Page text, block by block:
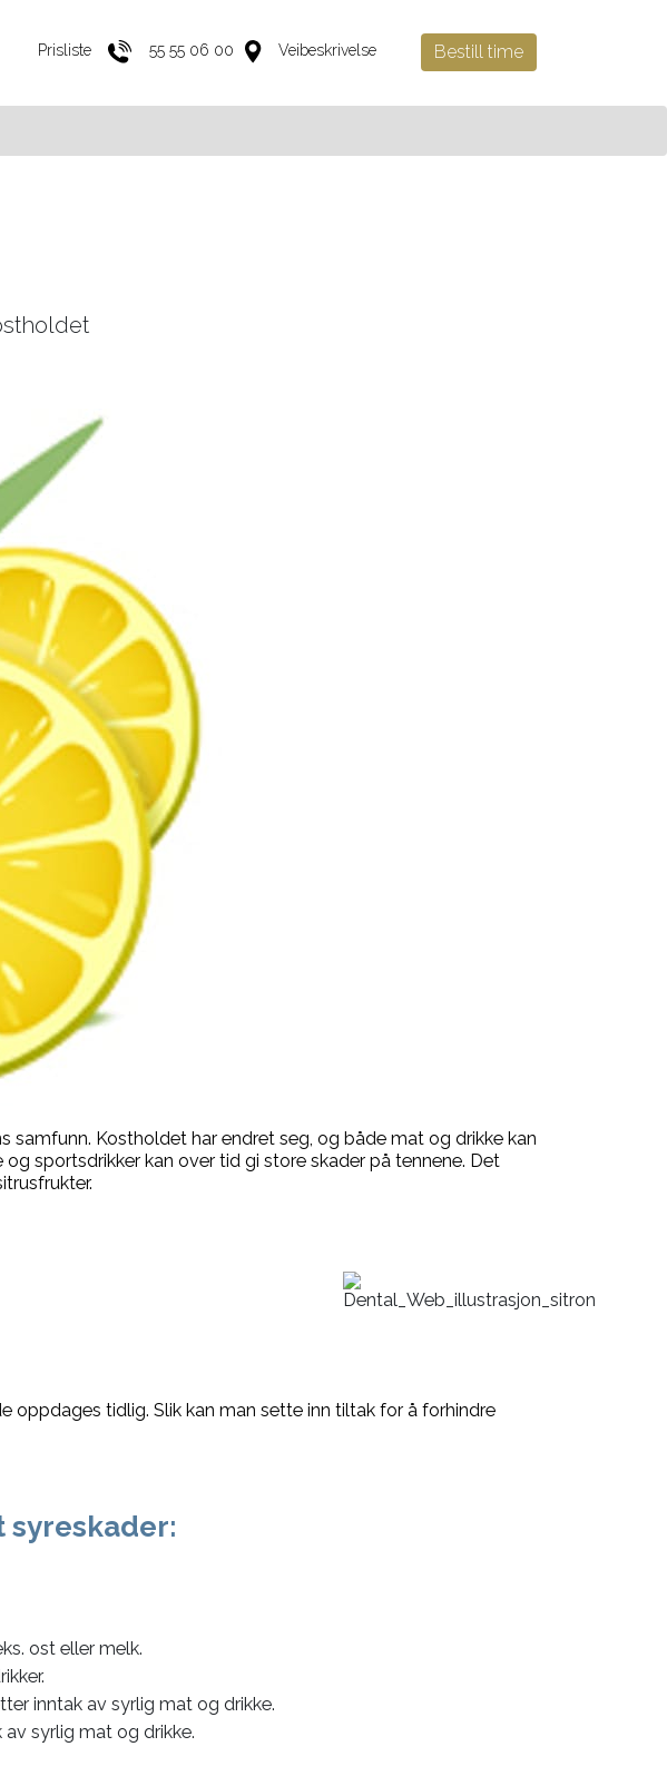
Prisliste 55 55 06 00 Veibeskrivelse Bestill time
samfunn. Kostholdet har endret seg, og både mat og drikke kan
sportsdrikker kan over tid gi store skader på tennene. Det
oppdages tidlig. Slik kan man sette inn tiltak for å forhindre
syreskader:
ost eller melk.
inntak av syrlig mat og drikke.
syrlig mat og drikke.